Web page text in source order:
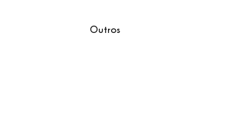
Outros